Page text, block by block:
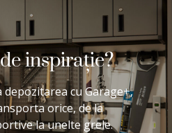
inspirație?
cu Garage+,
orice, de la
la unelte grele.